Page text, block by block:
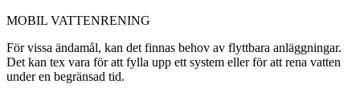
MOBIL VATTENRENING
För vissa ändamål, kan det finnas behov av flyttbara anläggningar.
Det kan tex vara för att fylla upp ett system eller för att rena vatten
under en begränsad tid.